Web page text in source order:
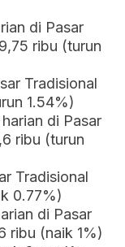
di Pasar
ribu (turun
Tradisional
1.54%)
di Pasar
ribu (turun
Tradisional
0.77%)
di Pasar
ribu (naik 1%)